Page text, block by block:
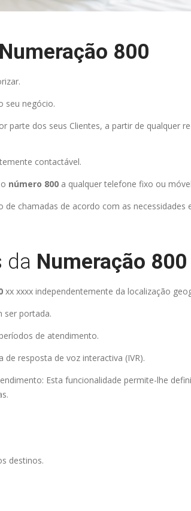
Numeração 800
seu negócio.
parte dos seus Clientes, a partir de qualquer
contactável.
número 800 a qualquer telefone fixo ou
chamadas de acordo com as necessidades
da Numeração 800
xx xxxx independentemente da localização
ser portada.
de atendimento.
de resposta de voz interactiva (IVR).
Esta funcionalidade permite-lhe
destinos.